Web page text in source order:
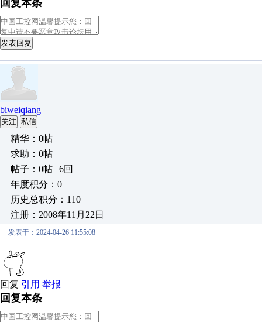
回复本条
发表回复
biweiqiang
关注 私信
精华：0帖
求助：0帖
帖子：0帖 | 6回
年度积分：0
历史总积分：110
注册：2008年11月22日
发表于：2024-04-26 11:55:08
回复 引用 举报
回复本条